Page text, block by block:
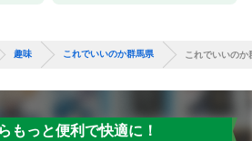
趣味 これでいいのか群馬県 これでいいのか
もっと便利で快適に！